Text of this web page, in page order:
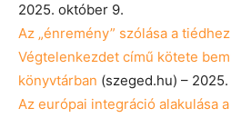
2025. október 9.
Az „énremény” szólása a
Végtelenkezdet című kötete
könyvtárban (szeged.hu) –
Az európai integráció alakulása